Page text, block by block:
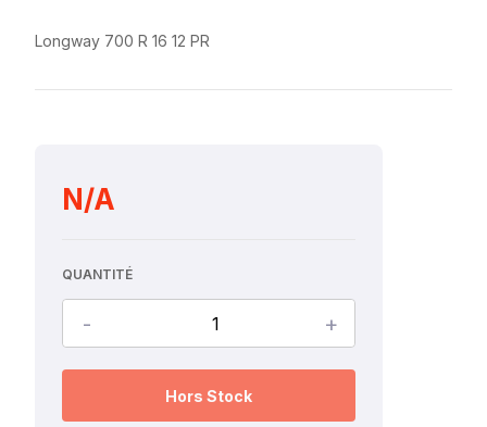
Longway 700 R 16 12 PR
N/A
QUANTITÉ
- +
Hors Stock